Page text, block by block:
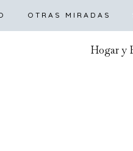
DULCE SALADO
OTRAS MIRADAS